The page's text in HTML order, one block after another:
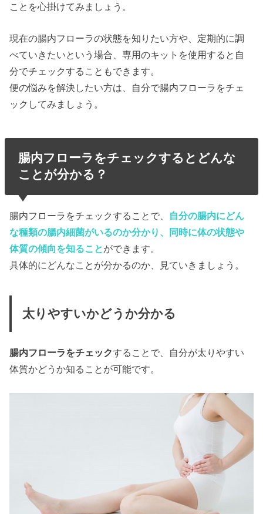
ことを心掛けてみましょう。
現在の腸内フローラの状態を知りたい方や、定期的に調
べていきたいという場合、専用のキットを使用すると自
分でチェックすることもできます。
便の悩みを解決したい方は、自分で腸内フローラをチェ
ックしてみましょう。
腸内フローラをチェックするとどんな
ことが分かる？
腸内フローラをチェックすることで、 自分の腸内にどん
な種類の腸内細菌がいるのか分かり、同時に体の状態や
体質の傾向を知ることができます。
具体的にどんなことが分かるのか、見ていきましょう。
太りやすいかどうか分かる
腸内フローラをチェックすることで、自分が太りやすい
体質かどうか知ることが可能です。